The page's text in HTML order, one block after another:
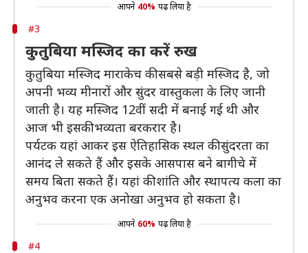
आपने 40% पढ़ लिया है
#3
कुतुबिया मस्जिद का करें रुख
कुतुबिया मस्जिद माराकेच की सबसे बड़ी मस्जिद है, जो
अपनी भव्य मीनारों और सुंदर वास्तुकला के लिए जानी
जाती है। यह मस्जिद 12वीं सदी में बनाई गई थी और
आज भी इसकी भव्यता बरकरार है।
पर्यटक यहां आकर इस ऐतिहासिक स्थल की सुंदरता का
आनंद ले सकते हैं और इसके आसपास बने बागीचे में
समय बिता सकते हैं। यहां की शांति और स्थापत्य कला का
अनुभव करना एक अनोखा अनुभव हो सकता है।
आपने 60% पढ़ लिया है
#4